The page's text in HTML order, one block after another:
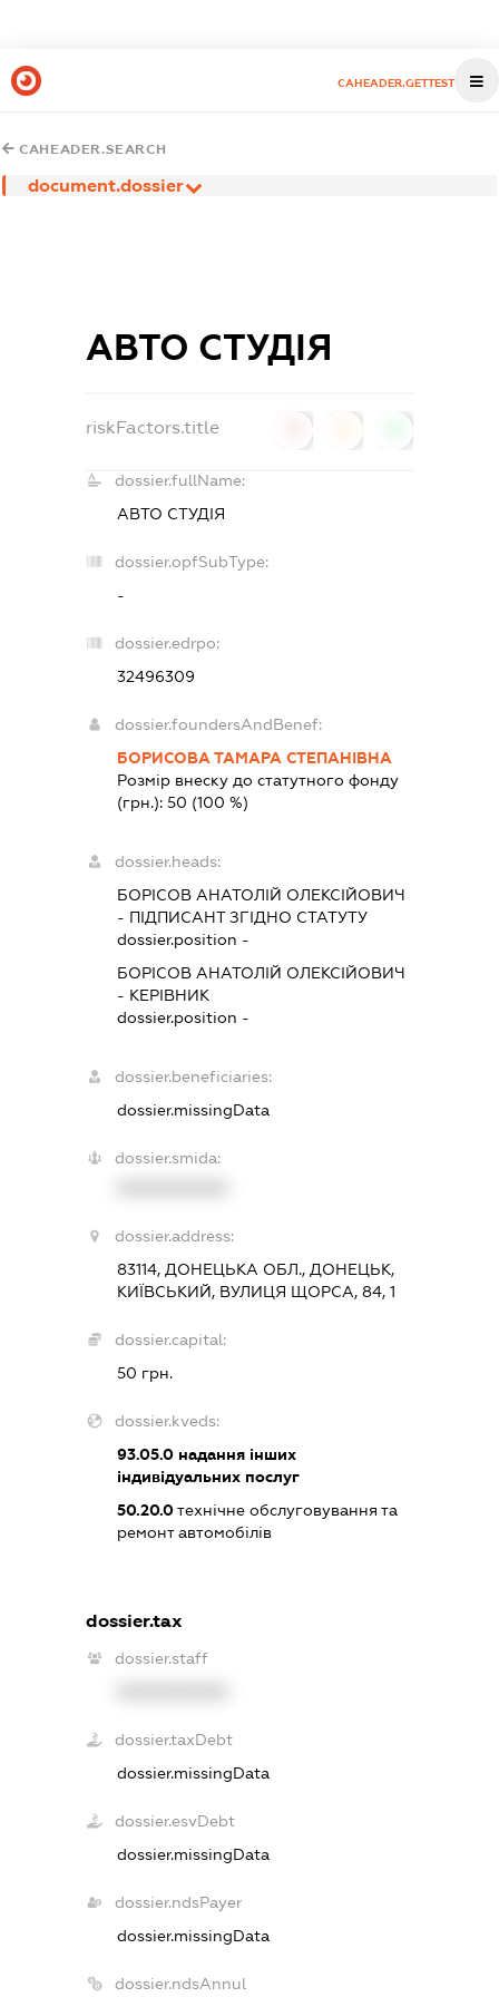
CAHEADER.GETTEST
CAHEADER.SEARCH
document.dossier
АВТО СТУДІЯ
riskFactors.title
dossier.fullName:
АВТО СТУДІЯ
dossier.opfSubType:
-
dossier.edrpo:
32496309
dossier.foundersAndBenef:
БОРИСОВА ТАМАРА СТЕПАНІВНА
Розмір внеску до статутного фонду
(грн.): 50 (100 %)
dossier.heads:
БОРІСОВ АНАТОЛІЙ ОЛЕКСІЙОВИЧ
- ПІДПИСАНТЗГІДНО СТАТУТУ
dossier.position -
БОРІСОВ АНАТОЛІЙ ОЛЕКСІЙОВИЧ
- КЕРІВНИК
dossier.position -
dossier.beneficiaries:
dossier.missingData
dossier.smida:
dossier.address:
83114, ДОНЕЦЬКА ОБЛ., ДОНЕЦЬК,
КИЇВСЬКИЙ, ВУЛИЦЯ ЩОРСА, 84, 1
dossier.capital:
50 грн.
dossier.kveds:
93.05.0надання інших
індивідуальних послуг
50.20.0технічне обслуговування та
ремонт автомобілів
dossier.tax
dossier.staff
dossier.taxDebt
dossier.missingData
dossier.esvDebt
dossier.missingData
dossier.ndsPayer
dossier.missingData
dossier.ndsAnnul